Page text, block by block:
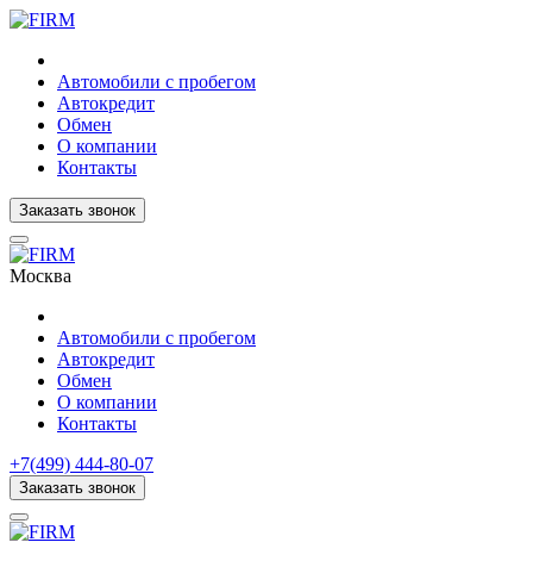
Автомобили с пробегом
Автокредит
Обмен
О компании
Контакты
Заказать звонок
Москва
Автомобили с пробегом
Автокредит
Обмен
О компании
Контакты
+7(499) 444-80-07
Заказать звонок